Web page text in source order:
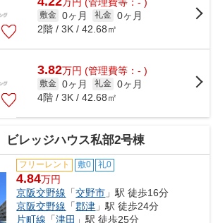
敷金 0ヶ月 礼金 0ヶ月
2階 / 3K / 42.68㎡
3.82万円 (管理費等：- )
敷金 0ヶ月 礼金 0ヶ月
4階 / 3K / 42.68㎡
ビレッジハウス私部2号棟
フリーレント 敷0 礼0
4.84万円
京阪交野線 「交野市 」駅 徒歩16分
京阪交野線 「郡津 」駅 徒歩24分
片町線 「津田 」駅 徒歩25分